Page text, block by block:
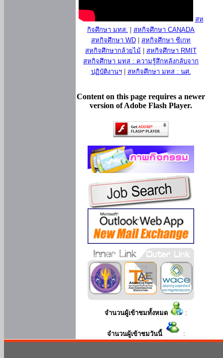
สห
กิจศึกษา มทส.
สหกิจศึกษา CANADA
สหกิจศึกษา WD
สหกิจศึกษา ซีเกท
สหกิจศึกษากล้วยไม้
สหกิจศึกษา RMIT
สหกิจศึกษา มทส : ความรู้สึกหลังกลับจาก
ปฏิบัติงานฯ| สหกิจศึกษา มทส : นศ.
Content on this page requires a newer
version of Adobe Flash Player.
จำนวนผู้เข้าชมทั้งหมด :
จำนวนผู้เข้าชมวันนี้ :